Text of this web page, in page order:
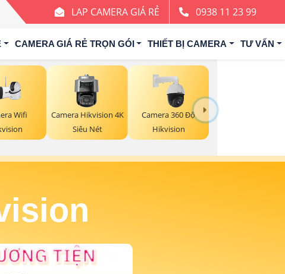
LAP CAMERA GIÁ RẺ 0938 11 23 99
CAMERA GIÁ RẺ TRỌN GÓI THIẾT BỊ CAMERA TƯ VẤN
Wifi
Camera Hikvision 4K
Siêu Nét
Camera 360 Độ
Hikvision